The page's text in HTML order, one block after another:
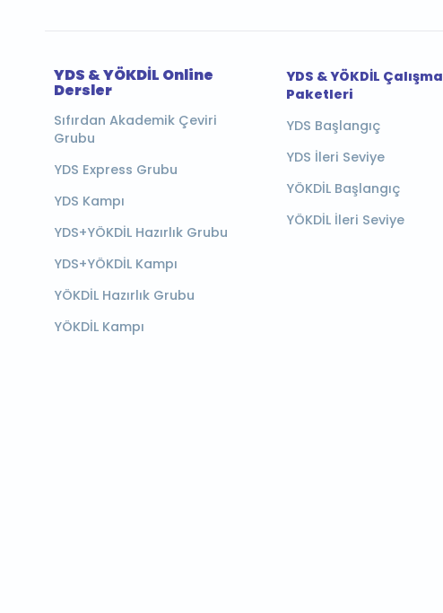
YDS & YÖKDİL Online
Dersler
Sıfırdan Akademik Çeviri
Grubu
YDS Express Grubu
YDS Kampı
YDS+YÖKDİL Hazırlık Grubu
YDS+YÖKDİL Kampı
YÖKDİL Hazırlık Grubu
YÖKDİL Kampı
YDS & YÖKDİL Çalışma
Paketleri
YDS Başlangıç
YDS İleri Seviye
YÖKDİL Başlangıç
YÖKDİL İleri Seviye